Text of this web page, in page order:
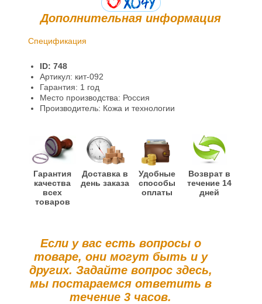
Дополнительная информация
Спецификация
Гарантии и возврат
Информация
ID: 748
Артикул: кит-092
Гарантия: 1 год
Место производства: Россия
Производитель: Кожа и технологии
Гарантия
качества
всех
товаров
Доставка в
день заказа
Удобные
способы
оплаты
Возврат в
течение 14
дней
Если у вас есть вопросы о
товаре, они могут быть и у
других. Задайте вопрос здесь,
мы постараемся ответить в
течение 3 часов.